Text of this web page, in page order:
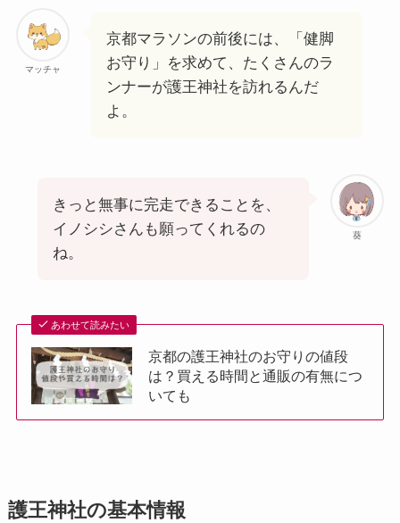
マッチャ
京都マラソンの前後には、「健脚
お守り」を求めて、たくさんのラ
ンナーが護王神社を訪れるんだ
よ。
葵
きっと無事に完走できることを、
イノシシさんも願ってくれるの
ね。
あわせて読みたい
京都の護王神社のお守りの値段
は？買える時間と通販の有無につ
いても
護王神社の基本情報